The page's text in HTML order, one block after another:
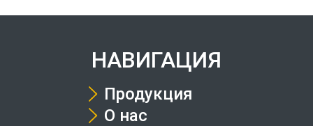
НАВИГАЦИЯ
Продукция
О нас